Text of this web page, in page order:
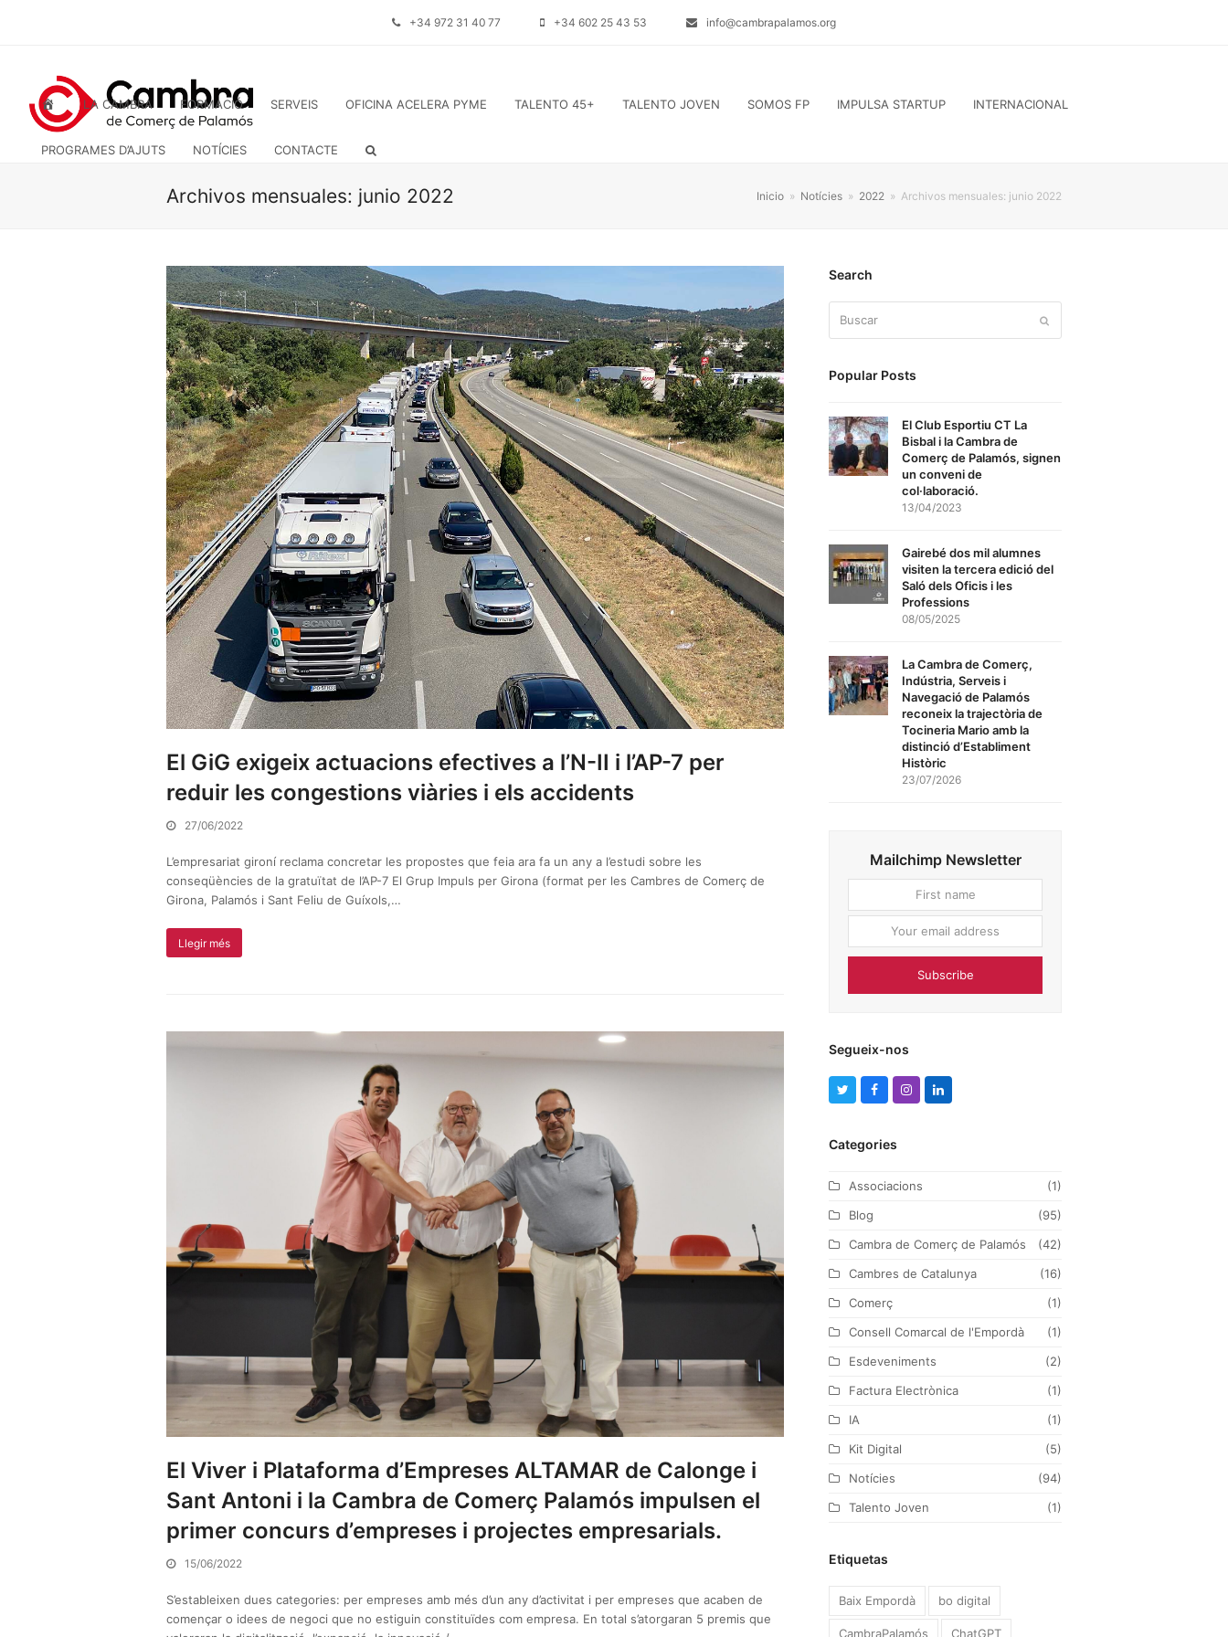
+34 972 31 40 77 +34 602 25 43 53 info@cambrapalamos.org
INICI LA CAMBRA FORMACIÓ SERVEIS OFICINA ACELERA PYME TALENTO 45+ TALENTO JOVEN SOMOS FP IMPULSA STARTUP INTERNACIONAL
PROGRAMES D’AJUTS NOTÍCIES CONTACTE
Archivos mensuales: junio 2022 Inicio » Notícies » 2022 » Archivos mensuales: junio 2022
El GiG exigeix actuacions efectives a l’N-II i l’AP-7 per
reduir les congestions viàries i els accidents
27/06/2022
L’empresariat gironí reclama concretar les propostes que feia ara fa un any a l’estudi sobre les
conseqüències de la gratuïtat de l’AP-7 El Grup Impuls per Girona (format per les Cambres de Comerç de
Girona, Palamós i Sant Feliu de Guíxols,…
Llegir més
El Viver i Plataforma d’Empreses ALTAMAR de Calonge i
Sant Antoni i la Cambra de Comerç Palamós impulsen el
primer concurs d’empreses i projectes empresarials.
15/06/2022
S’estableixen dues categories: per empreses amb més d’un any d’activitat i per empreses que acaben de
començar o idees de negoci que no estiguin constituïdes com empresa. En total s’atorgaran 5 premis que
Search
Popular Posts
El Club Esportiu CT La
Bisbal i la Cambra de
Comerç de Palamós, signen
un conveni de
col·laboració.
13/04/2023
Gairebé dos mil alumnes
visiten la tercera edició del
Saló dels Oficis i les
Professions
08/05/2025
La Cambra de Comerç,
Indústria, Serveis i
Navegació de Palamós
reconeix la trajectòria de
Tocineria Mario amb la
distinció d’Establiment
Històric
23/07/2026
Mailchimp Newsletter
name
Subscribe
Segueix-nos
i
r
c
o
k
r
a
I
n
Categories
Associacions
(1)
Blog
(95)
Cambra de Comerç de Palamós
(42)
Cambres de Catalunya
(16)
Comerç
(1)
Consell Comarcal de l'Empordà
(1)
Esdeveniments
(2)
Factura Electrònica
(1)
IA
(1)
Kit Digital
(5)
Notícies
(94)
Talento Joven
(1)
Etiquetas
Baix Empordà bo digital
CambraPalamós ChatGPT